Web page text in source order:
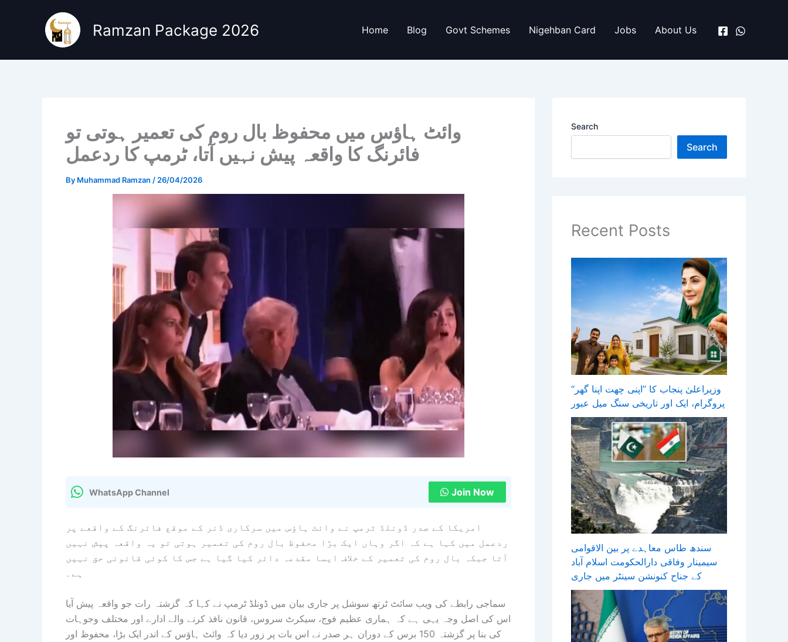
Ramzan Package 2026 Home Blog Govt Schemes Nigehban Card Jobs About Us
وائٹ ہاؤس میں محفوظ بال روم کی تعمیر ہوتی تو
فائرنگ کا واقعہ پیش نہیں آتا، ٹرمپ کا ردعمل
By Muhammad Ramzan / 26/04/2026
WhatsApp Channel Join Now
امریکا کے صدر ڈونلڈ ٹرمپ نے وائٹ ہاؤس میں سرکاری ڈنر کے موقع فائرنگ کے واقعے پر
ردعمل میں کہا ہے کہ اگر وہاں ایک بڑا محفوظ بال روم کی تعمیر ہوتی تو یہ واقعہ پیش نہیں
آتا جبکہ بال روم کی تعمیر کے خلاف ایسا مقدمہ دائر کیا گیا ہے جس کا کوئی قانونی حق نہیں
ہے۔
سماجی رابطے کی ویب سائٹ ٹرتھ سوشل پر جاری بیان میں ڈونلڈ ٹرمپ نے کہا کہ گزشتہ رات جو واقعہ پیش آیا
اس کی اصل وجہ یہی ہے کہ ہماری عظیم فوج، سیکرٹ سروس، قانون نافذ کرنے والے ادارے اور مختلف وجوہات
کی بنا پر گزشتہ 150 برس کے دوران ہر صدر نے اس بات پر زور دیا کہ وائٹ ہاؤس کے اندر ایک بڑا، محفوظ اور
Search
Search
Recent Posts
وزیراعلیٰ پنجاب کا ’’اپنی چھت اپنا گھر‘‘
پروگرام، ایک اور تاریخی سنگ میل عبور
سندھ طاس معاہدے پر بین الاقوامی
سیمینار وفاقی دارالحکومت اسلام آباد
کے جناح کنونشن سینٹر میں جاری